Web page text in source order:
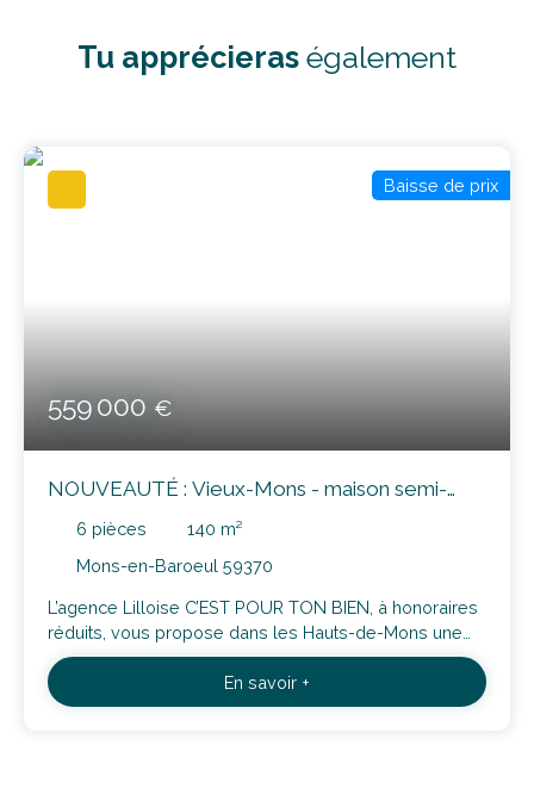
Tu apprécieras également
559 000€
Baisse de prix
NOUVEAUTÉ : Vieux-Mons - maison semi-
mitoyenne 140m² avec jardin, garage et
6 pièces 140 m²
Mons-en-Baroeul 59370
L’agence Lilloise C’EST POUR TON BIEN, à honoraires
réduits, vous propose dans les Hauts-de-Mons une
maison semi-mitoyenne de 140 m² habitables, en
retrait de rue, implantée sur une parcelle de 490 m² et
comprenant un garage ainsi qu’une dépendance. Elle
En savoir +